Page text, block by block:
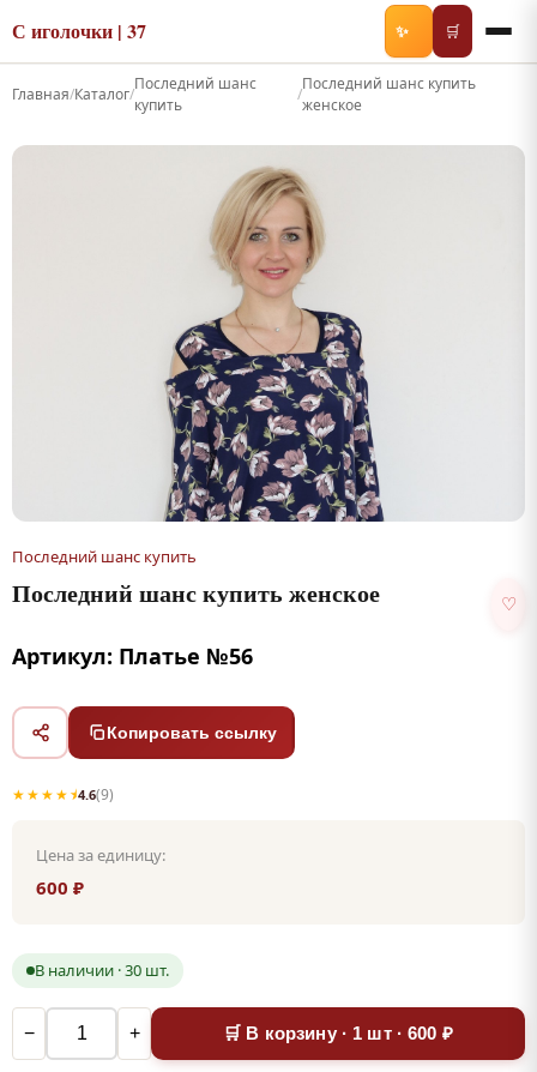
С иголочки | 37 ✨ 🛒
Главная/Каталог/
Последний шанс
купить
/
Последний шанс купить
женское
Последний шанс купить
Последний шанс купить женское ♡
Артикул: Платье №56
Копировать ссылку
★★★★⯨4.6(9)
Цена за единицу:
600 ₽
В наличии · 30 шт.
− + 🛒 В корзину · 1 шт · 600 ₽